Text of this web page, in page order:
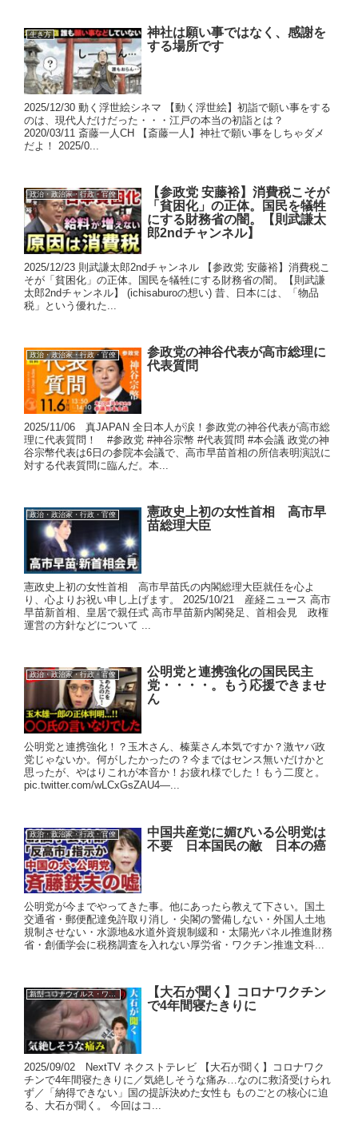
生き方
神社は願い事ではなく、感謝を
する場所です
2025/12/30 動く浮世絵シネマ 【動く浮世絵】初詣で願い事をする
のは、現代人だけだった・・・江戸の本当の初詣とは？
2020/03/11 斎藤一人CH 【斎藤一人】神社で願い事をしちゃダメ
だよ！ 2025/0...
政治・政治家・行政・官僚
【参政党 安藤裕】消費税こそが
「貧困化」の正体。国民を犠牲
にする財務省の闇。【則武謙太
郎2ndチャンネル】
2025/12/23 則武謙太郎2ndチャンネル 【参政党 安藤裕】消費税こ
そが「貧困化」の正体。国民を犠牲にする財務省の闇。【則武謙
太郎2ndチャンネル】 (ichisaburoの想い) 昔、日本には、「物品
税」という優れた...
政治・政治家・行政・官僚
参政党の神谷代表が高市総理に
代表質問
2025/11/06 真JAPAN 全日本人が涙！参政党の神谷代表が高市総
理に代表質問！ #参政党 #神谷宗幣 #代表質問 #本会議 政党の神
谷宗幣代表は6日の参院本会議で、高市早苗首相の所信表明演説に
対する代表質問に臨んだ。本...
政治・政治家・行政・官僚
憲政史上初の女性首相 高市早
苗総理大臣
憲政史上初の女性首相 高市早苗氏の内閣総理大臣就任を心よ
り、心よりお祝い申し上げます。 2025/10/21 産経ニュース 高市
早苗新首相、皇居で親任式 高市早苗新内閣発足、首相会見 政権
運営の方針などについて ...
政治・政治家・行政・官僚
公明党と連携強化の国民民主
党・・・・。もう応援できませ
ん
公明党と連携強化！？玉木さん、榛葉さん本気ですか？激ヤバ政
党じゃないか。何がしたかったの？今まではセンス無いだけかと
思ったが、やはりこれが本音か！お疲れ様でした！もう二度と。
pic.twitter.com/wLCxGsZAU4—...
政治・政治家・行政・官僚
中国共産党に媚びいる公明党は
不要 日本国民の敵 日本の癌
公明党が今までやってきた事。他にあったら教えて下さい。国土
交通省・郵便配達免許取り消し・尖閣の警備しない・外国人土地
規制させない・水源地&水道外資規制緩和・太陽光パネル推進財務
省・創価学会に税務調査を入れない厚労省・ワクチン推進文科...
新型コロナウイルス・ワクチン
【大石が聞く】コロナワクチン
で4年間寝たきりに
2025/09/02 NextTV ネクストテレビ 【大石が聞く】コロナワク
チンで4年間寝たきりに／気絶しそうな痛み…なのに救済受けられ
ず／「納得できない」国の提訴決めた女性も ものごとの核心に迫
る、大石が聞く。 今回はコ...